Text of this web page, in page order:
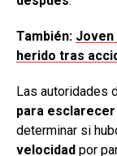
También:
herido tras
Las autoridades
para
determinar si
velocidad por